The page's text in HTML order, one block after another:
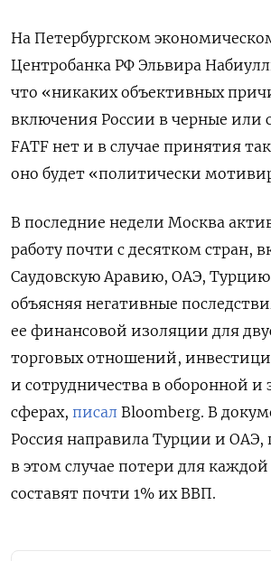
На Петербургском
Центробанка РФ Эльвира
что «никаких объективных
включения России в черные или
FATF нет и в случае принятия
оно будет «политически
В последние недели Москва
работу почти с десятком стран,
Саудовскую Аравию, ОАЭ,
объясняя негативные
ее финансовой изоляции для
торговых отношений,
и сотрудничества в оборонной и
сферах, писал Bloomberg. В
Россия направила Турции и ОАЭ,
в этом случае потери для каждой
составят почти 1% их ВВП.